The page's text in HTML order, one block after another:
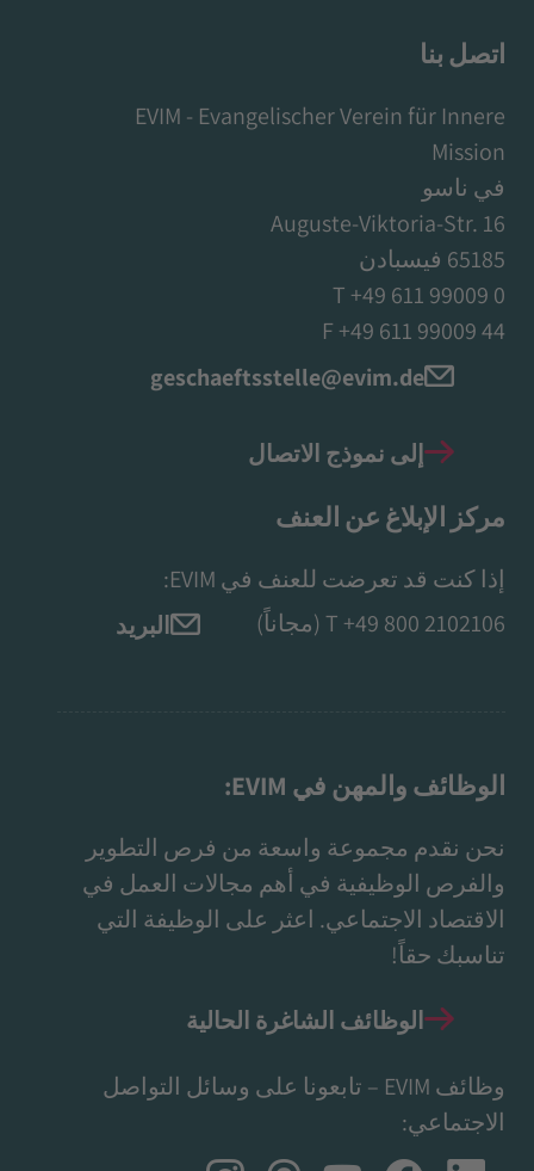
اتصل بنا
EVIM - Evangelischer Verein für Innere
Mission
في ناسو
Auguste-Viktoria-Str. 16
65185 فيسبادن
T +49 611 99009 0
F +49 611 99009 44
geschaeftsstelle@evim.de
إلى نموذج الاتصال
مركز الإبلاغ عن العنف
إذا كنت قد تعرضت للعنف في EVIM:
T +49 800 2102106 (مجاناً) البريد
الوظائف والمهن في EVIM:
نحن نقدم مجموعة واسعة من فرص التطوير
والفرص الوظيفية في أهم مجالات العمل في
الاقتصاد الاجتماعي. اعثر على الوظيفة التي
تناسبك حقاً!
الوظائف الشاغرة الحالية
وظائف EVIM – تابعونا على وسائل التواصل
الاجتماعي: